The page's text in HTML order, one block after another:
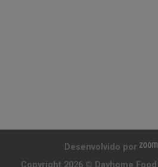
Desenvolvido por